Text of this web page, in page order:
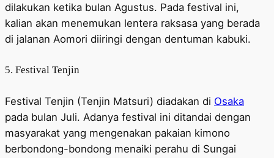
dilakukan ketika bulan Agustus. Pada festival ini,
kalian akan menemukan lentera raksasa yang berada
di jalanan Aomori diiringi dengan dentuman kabuki.
5. Festival Tenjin
Festival Tenjin (Tenjin Matsuri) diadakan di Osaka
pada bulan Juli. Adanya festival ini ditandai dengan
masyarakat yang mengenakan pakaian kimono
berbondong-bondong menaiki perahu di Sungai